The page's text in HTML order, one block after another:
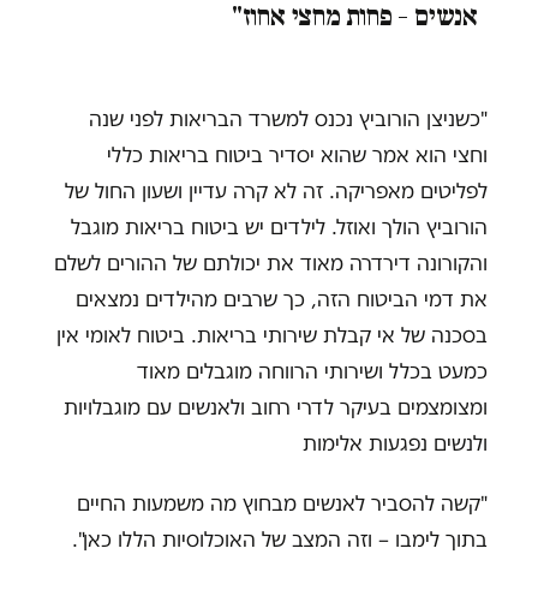
אנשים – פחות מחצי אחוז"
"כשניצן הורוביץ נכנס למשרד הבריאות לפני שנה
וחצי הוא אמר שהוא יסדיר ביטוח בריאות כללי
לפליטים מאפריקה. זה לא קרה עדיין ושעון החול של
הורוביץ הולך ואוזל. לילדים יש ביטוח בריאות מוגבל
והקורונה דירדרה מאוד את יכולתם של ההורים לשלם
את דמי הביטוח הזה, כך שרבים מהילדים נמצאים
בסכנה של אי קבלת שירותי בריאות. ביטוח לאומי אין
כמעט בכלל ושירותי הרווחה מוגבלים מאוד
ומצומצמים בעיקר לדרי רחוב ולאנשים עם מוגבלויות
ולנשים נפגעות אלימות
"קשה להסביר לאנשים מבחוץ מה משמעות החיים
בתוך לימבו – וזה המצב של האוכלוסיות הללו כאן".